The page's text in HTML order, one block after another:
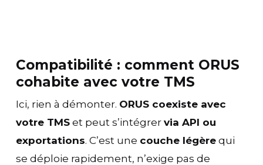
Compatibilité : comment ORUS
cohabite avec votre TMS
Ici, rien à démonter. ORUS coexiste avec
votre TMSet peut s’intégrer via API ou
exportations. C’est une couche légèrequi
se déploie rapidement, n’exige pas de